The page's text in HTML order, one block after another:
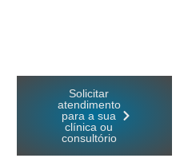
Solicitar
atendimento
para a sua
clínica ou
consultório